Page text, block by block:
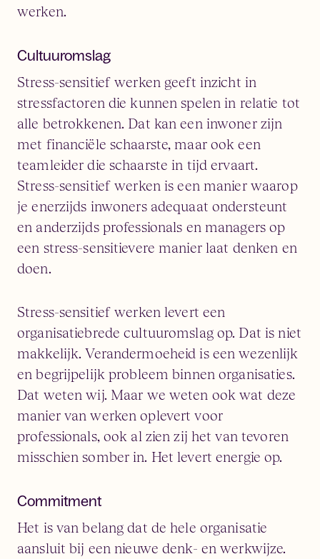
werken.
Cultuuromslag
Stress-sensitief werken geeft inzicht in
stressfactoren die kunnen spelen in relatie tot
alle betrokkenen. Dat kan een inwoner zijn
met financiële schaarste, maar ook een
teamleider die schaarste in tijd ervaart.
Stress-sensitief werken is een manier waarop
je enerzijds inwoners adequaat ondersteunt
en anderzijds professionals en managers op
een stress-sensitievere manier laat denken en
doen.
Stress-sensitief werken levert een
organisatiebrede cultuuromslag op. Dat is niet
makkelijk. Verandermoeheid is een wezenlijk
en begrijpelijk probleem binnen organisaties.
Dat weten wij. Maar we weten ook wat deze
manier van werken oplevert voor
professionals, ook al zien zij het van tevoren
misschien somber in. Het levert energie op.
Commitment
Het is van belang dat de hele organisatie
aansluit bij een nieuwe denk- en werkwijze.